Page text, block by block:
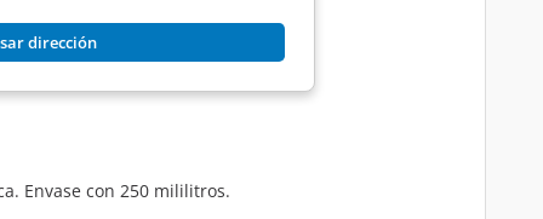
dirección
Atópica, 250 ml.
Envase con 250 mililitros.